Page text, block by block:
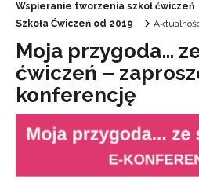
Wspieranie tworzenia szkół ćwiczeń
Szkoła Ćwiczeń od 2019
Moja przygoda…
ćwiczeń –
konferencję